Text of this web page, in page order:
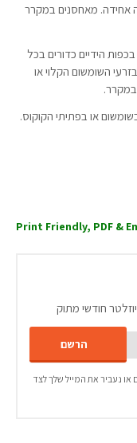
אחידה. מאחסנים במקרר
הידיים כדורים בכל
3 -4 ס"מ. מגלגלים בזרעי השומשום הקלוי או
במקרר.
או בפתיתי הקוקוס.
חודשי מתוק
נעביר את המייל שלך לצד